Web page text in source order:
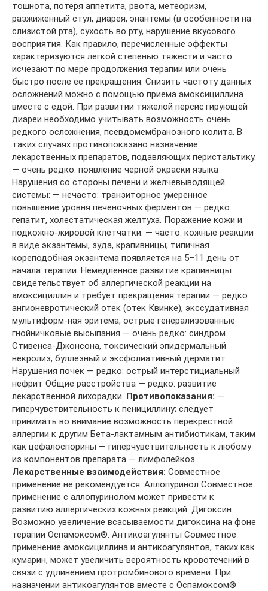
тошнота, потеря аппетита, рвота, метеоризм,
разжиженный стул, диарея, энантемы (в особенности на
слизистой рта), сухость во рту, нарушение вкусового
восприятия. Как правило, перечисленные эффекты
характеризуются легкой степенью тяжести и часто
исчезают по мере продолжения терапии или очень
быстро после ее прекращения. Снизить частоту данных
осложнений можно с помощью приема амоксициллина
вместе с едой. При развитии тяжелой персистирующей
диареи необходимо учитывать возможность очень
редкого осложнения, псевдомембранозного колита. В
таких случаях противопоказано назначение
лекарственных препаратов, подавляющих перистальтику.
— очень редко: появление черной окраски языка
Нарушения со стороны печени и желчевыводящей
системы: — нечасто: транзиторное умеренное
повышение уровня печеночных ферментов — редко:
гепатит, холестатическая желтуха. Поражение кожи и
подкожно-жировой клетчатки: — часто: кожные реакции
в виде экзантемы, зуда, крапивницы; типичная
кореподобная экзантема появляется на 5–11 день от
начала терапии. Немедленное развитие крапивницы
свидетельствует об аллергической реакции на
амоксициллин и требует прекращения терапии — редко:
ангионевротический отек (отек Квинке), экссудативная
мультиформ-ная эритема, острые генерализованные
гнойничковые высыпания — очень редко: синдром
Стивенса-Джонсона, токсический эпидермальный
некролиз, буллезный и эксфолиативный дерматит
Нарушения почек — редко: острый интерстициальный
нефрит Общие расстройства — редко: развитие
лекарственной лихорадки. Противопоказания: —
гиперчувствительность к пенициллину; следует
принимать во внимание возможность перекрестной
аллергии к другим Бета-лактамным антибиотикам, таким
как цефалоспорины — гиперчувствительность к любому
из компонентов препарата — лимфолейкоз.
Лекарственные взаимодействия: Совместное
применение не рекомендуется: Аллопуринол Совместное
применение с аллопуринолом может привести к
развитию аллергических кожных реакций. Дигоксин
Возможно увеличение всасываемости дигоксина на фоне
терапии Оспамоксом®. Антикоагулянты Совместное
применение амоксициллина и антикоагулянтов, таких как
кумарин, может увеличить вероятность кровотечений в
связи с удлинением протромбинового времени. При
назначении антикоагулянтов вместе с Оспамоксом®